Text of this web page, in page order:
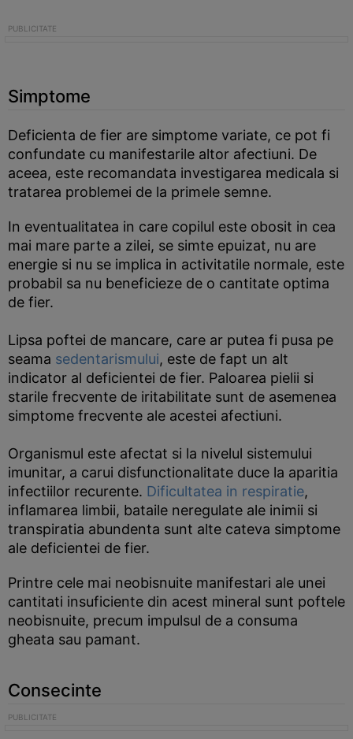
Simptome
Deficienta de fier are simptome variate, ce pot fi
confundate cu manifestarile altor afectiuni. De
aceea, este recomandata investigarea medicala si
tratarea problemei de la primele semne.
In eventualitatea in care copilul este obosit in cea
mai mare parte a zilei, se simte epuizat, nu are
energie si nu se implica in activitatile normale, este
probabil sa nu beneficieze de o cantitate optima
de fier.
Lipsa poftei de mancare, care ar putea fi pusa pe
seama sedentarismului, este de fapt un alt
indicator al deficientei de fier. Paloarea pielii si
starile frecvente de iritabilitate sunt de asemenea
simptome frecvente ale acestei afectiuni.
Organismul este afectat si la nivelul sistemului
imunitar, a carui disfunctionalitate duce la aparitia
infectiilor recurente. Dificultatea in respiratie,
inflamarea limbii, bataile neregulate ale inimii si
transpiratia abundenta sunt alte cateva simptome
ale deficientei de fier.
Printre cele mai neobisnuite manifestari ale unei
cantitati insuficiente din acest mineral sunt poftele
neobisnuite, precum impulsul de a consuma
gheata sau pamant.
Consecinte